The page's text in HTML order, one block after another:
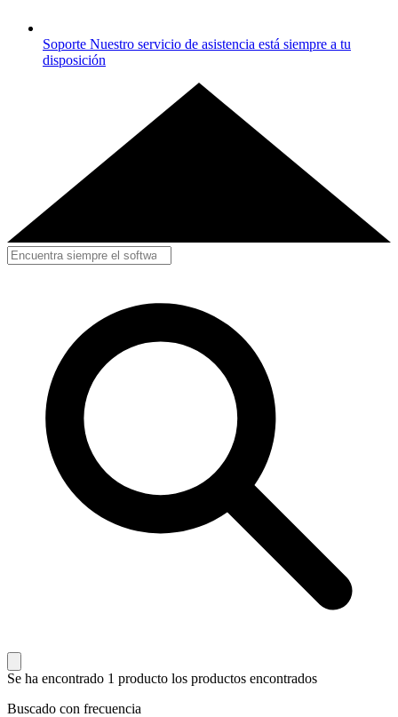
Soporte Nuestro servicio de asistencia está siempre a tu
disposición
Se ha encontrado 1 producto los productos encontrados
Buscado con frecuencia